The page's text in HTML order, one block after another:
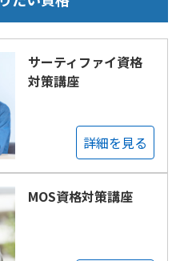
サーティファイ資格
対策講座
詳細を見る
MOS資格対策講座